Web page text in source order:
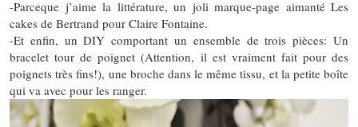
-Parceque j’aime la littérature, un joli marque-page aimanté Les
cakes de Bertrand pour Claire Fontaine.
-Et enfin, un DIY comportant un ensemble de trois pièces: Un
bracelet tour de poignet (Attention, il est vraiment fait pour des
poignets très fins!), une broche dans le même tissu, et la petite boîte
qui va avec pour les ranger.